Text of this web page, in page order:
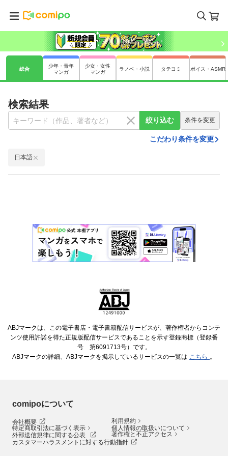
総合
少年・青年
マンガ
少女・女性
マンガ
ラノベ・小説 タテヨミ ボイス・ASMR
検索結果
絞り込む 条件を変更
こだわり条件を変更
日本語
ABJマークは、この電子書店・電子書籍配信サービスが、著作権者からコンテ
ンツ使用許諾を得た正規版配信サービスであることを示す登録商標（登録番
号 第6091713号）です。
ABJマークの詳細、ABJマークを掲示しているサービスの一覧は こちら 。
comipoについて
会社概要
利用規約
特定商取引法に基づく表示
個人情報の取扱いについて
外部送信規律に関する公表
著作権と不正アクセス
カスタマーハラスメントに対する行動指針